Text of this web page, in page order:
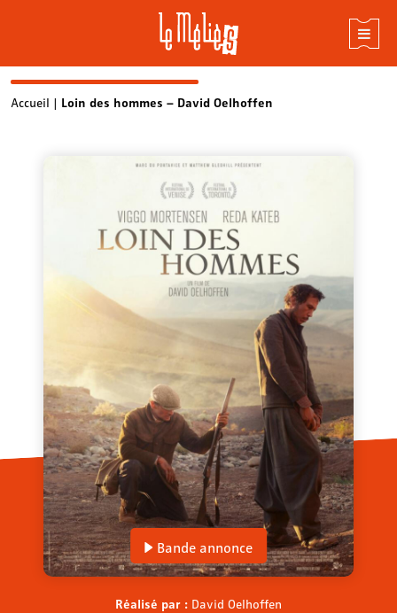
SkipAccueil | Loin des hommes – David Oelhoffen
Bande annonce
Réalisé par : David Oelhoffen